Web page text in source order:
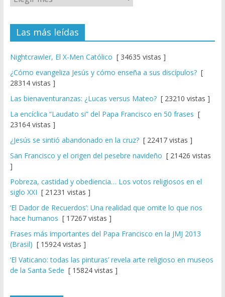
Las más leídas
Nightcrawler, El X-Men Católico [ 34635 vistas ]
¿Cómo evangeliza Jesús y cómo enseña a sus discípulos?[
28314 vistas ]
Las bienaventuranzas: ¿Lucas versus Mateo?[ 23210 vistas ]
La encíclica “Laudato si” del Papa Francisco en 50 frases [
23164 vistas ]
¿Jesús se sintió abandonado en la cruz?[ 22417 vistas ]
San Francisco y el origen del pesebre navideño [ 21426 vistas
]
Pobreza, castidad y obediencia… Los votos religiosos en el
siglo XXI [ 21231 vistas ]
‘El Dador de Recuerdos’: Una realidad que omite lo que nos
hace humanos [ 17267 vistas ]
Frases más importantes del Papa Francisco en la JMJ 2013
(Brasil) [ 15924 vistas ]
‘El Vaticano: todas las pinturas’ revela arte religioso en museos
de la Santa Sede [ 15824 vistas ]